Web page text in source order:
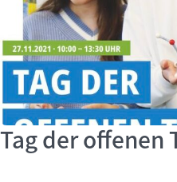
Tag der offenen